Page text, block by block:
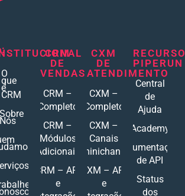
O
que
é
CRM
Sobre
Nós
CRM
DE
VENDAS
CRM –
Completo
CRM –
Módulos
Adicionais
CRM – API
e
CXM
DE
ATENDIMENTO
CXM –
Completo
CXM –
Canais
Ominichannel
CXM – API
e
PIPERUN
Central
de
Ajuda
Academy
Documentações
de API
Status
dos